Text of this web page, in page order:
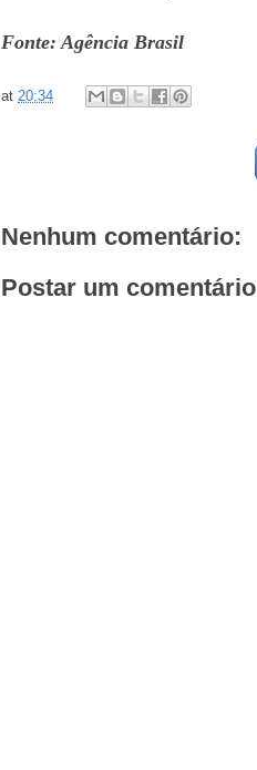
Fonte: Agência Brasil
at 20:34
Nenhum comentário:
Postar um comentário